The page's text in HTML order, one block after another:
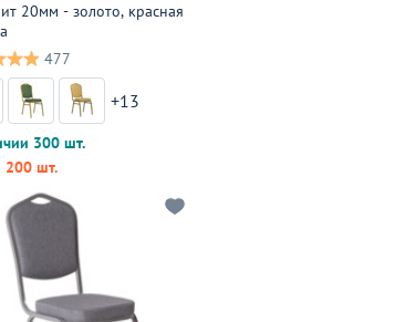
20мм - золото, красная
477
+13
300 шт.
200 шт.